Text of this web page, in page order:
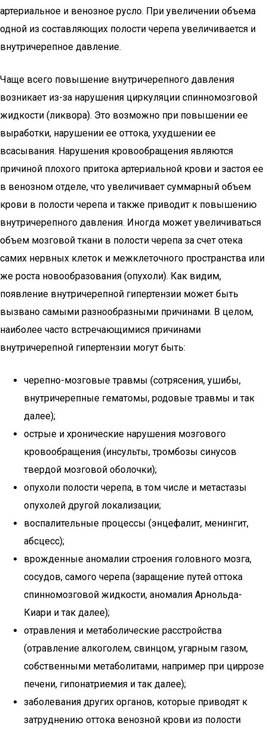
артериальное и венозное русло. При увеличении объема
одной из составляющих полости черепа увеличивается и
внутричерепное давление.
Чаще всего повышение внутричерепного давления
возникает из-за нарушения циркуляции спинномозговой
жидкости (ликвора). Это возможно при повышении ее
выработки, нарушении ее оттока, ухудшении ее
всасывания. Нарушения кровообращения являются
причиной плохого притока артериальной крови и застоя ее
в венозном отделе, что увеличивает суммарный объем
крови в полости черепа и также приводит к повышению
внутричерепного давления. Иногда может увеличиваться
объем мозговой ткани в полости черепа за счет отека
самих нервных клеток и межклеточного пространства или
же роста новообразования (опухоли). Как видим,
появление внутричерепной гипертензии может быть
вызвано самыми разнообразными причинами. В целом,
наиболее часто встречающимися причинами
внутричерепной гипертензии могут быть:
черепно-мозговые травмы (сотрясения, ушибы,
внутричерепные гематомы, родовые травмы и так
далее);
острые и хронические нарушения мозгового
кровообращения (инсульты, тромбозы синусов
твердой мозговой оболочки);
опухоли полости черепа, в том числе и метастазы
опухолей другой локализации;
воспалительные процессы (энцефалит, менингит,
абсцесс);
врожденные аномалии строения головного мозга,
сосудов, самого черепа (заращение путей оттока
спинномозговой жидкости, аномалия Арнольда-
Киари и так далее);
отравления и метаболические расстройства
(отравление алкоголем, свинцом, угарным газом,
собственными метаболитами, например при циррозе
печени, гипонатриемия и так далее);
заболевания других органов, которые приводят к
затруднению оттока венозной крови из полости